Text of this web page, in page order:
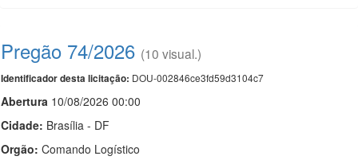
Pregão 74/2026 (10 visual.)
Identificador desta licitação: DOU-002846ce3fd59d3104c7
Abertura 10/08/2026 00:00
Cidade: Brasília - DF
Orgão: Comando Logístico